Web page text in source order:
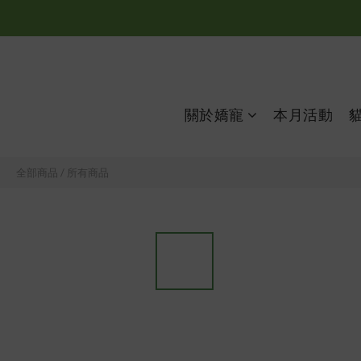
關於嬌寵 本月活動
全部商品 / 所有商品